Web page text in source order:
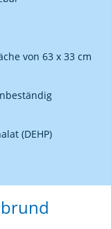
von 63 x 33 cm
(DEHP)